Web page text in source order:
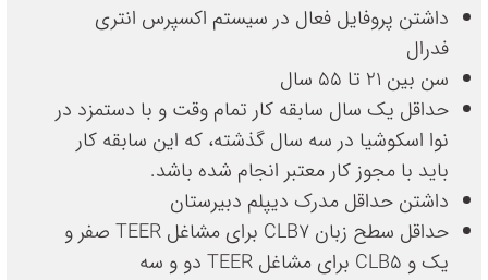
داشتن پروفایل فعال در سیستم اکسپرس انتری
فدرال
سن بین ۲۱ تا ۵۵ سال
حداقل یک سال سابقه کار تمام وقت و با دستمزد در
نوا اسکوشیا در سه سال گذشته، که این سابقه کار
باید با مجوز کار معتبر انجام شده باشد.
داشتن حداقل مدرک دیپلم دبیرستان
حداقل سطح زبان CLB7 برای مشاغل TEER صفر و
یک و CLB5 برای مشاغل TEER دو و سه